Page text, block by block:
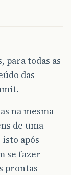
para todas as
das
na mesma
de uma
após
se fazer
prontas